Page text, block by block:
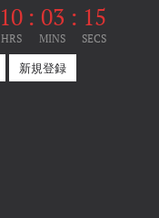
10
HRS
: 03
MINS
: 14
SECS
新規登録